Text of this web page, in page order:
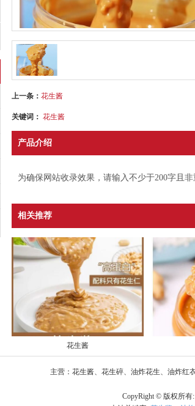
上一条： 花生酱
关键词： 花生酱
产品介绍
为确保网站收录效果，请输入不少于200字且非
相关推荐
花生酱
主营：花生酱、花生碎、油炸花生、油炸红
CopyRight © 版权所有: